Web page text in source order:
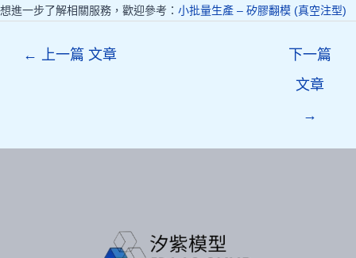
想進一步了解相關服務，歡迎參考： 小批量生產 – 矽膠翻模 (真空注型)
← 上一篇 文章
下一篇
文章
→